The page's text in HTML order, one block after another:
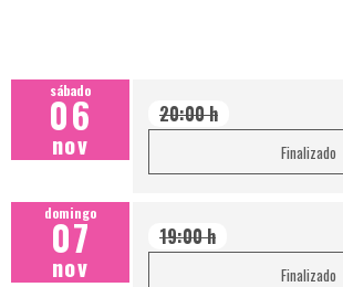
sábado
06
nov
20:00 h
Finalizado
domingo
07
nov
19:00 h
Finalizado